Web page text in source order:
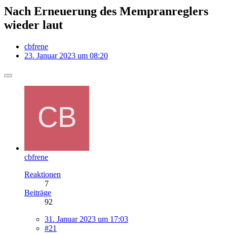
Nach Erneuerung des Mempranreglers
wieder laut
cbfrene
23. Januar 2023 um 08:20
cbfrene
Reaktionen
7
Beiträge
92
31. Januar 2023 um 17:03
#21